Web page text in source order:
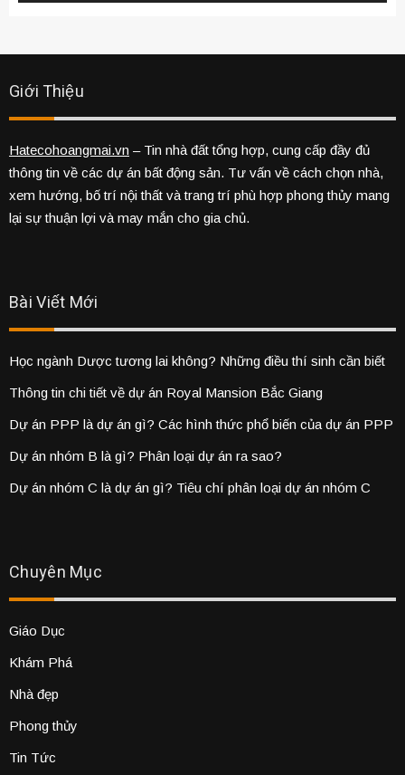
Giới Thiệu
Hatecohoangmai.vn – Tin nhà đất tổng hợp, cung cấp đầy đủ
thông tin về các dự án bất động sản. Tư vấn về cách chọn nhà,
xem hướng, bố trí nội thất và trang trí phù hợp phong thủy mang
lại sự thuận lợi và may mắn cho gia chủ.
Bài Viết Mới
Học ngành Dược tương lai không? Những điều thí sinh cần biết
Thông tin chi tiết về dự án Royal Mansion Bắc Giang
Dự án PPP là dự án gì? Các hình thức phổ biến của dự án PPP
Dự án nhóm B là gì? Phân loại dự án ra sao?
Dự án nhóm C là dự án gì? Tiêu chí phân loại dự án nhóm C
Chuyên Mục
Giáo Dục
Khám Phá
Nhà đẹp
Phong thủy
Tin Tức